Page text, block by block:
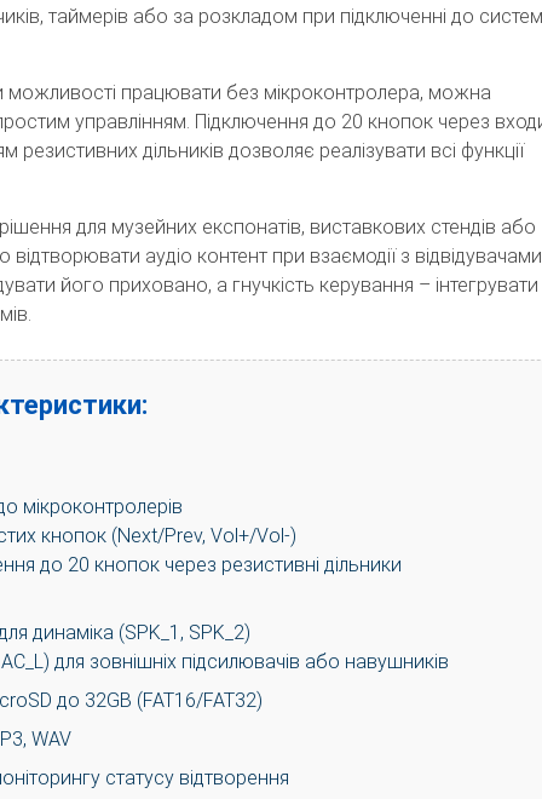
таймерів або за розкладом при підключенні до систем
можливості працювати без мікроконтролера, можна
управлінням. Підключення до 20 кнопок через
резистивних дільників дозволяє реалізувати всі функції
для музейних експонатів, виставкових стендів або
відтворювати аудіо контент при взаємодії з
його приховано, а гнучкість керування – інтегрувати
мікроконтролерів
кнопок (Next/Prev, Vol+/Vol-)
до 20 кнопок через резистивні дільники
динаміка (SPK_1, SPK_2)
для зовнішніх підсилювачів або навушників
до 32GB (FAT16/FAT32)
WAV
статусу відтворення